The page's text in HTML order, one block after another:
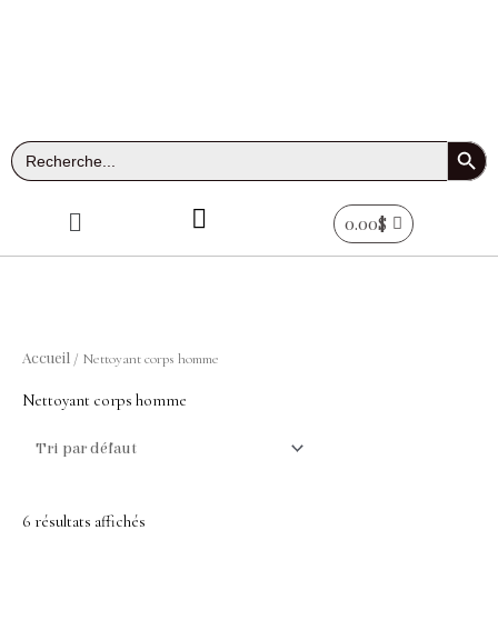
Search
for:
Search Button
Menu 0.00$
Accueil / Nettoyant corps homme
Nettoyant corps homme
6 résultats affichés